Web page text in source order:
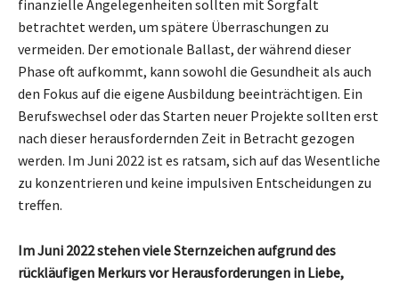
finanzielle Angelegenheiten sollten mit Sorgfalt
betrachtet werden, um spätere Überraschungen zu
vermeiden. Der emotionale Ballast, der während dieser
Phase oft aufkommt, kann sowohl die Gesundheit als auch
den Fokus auf die eigene Ausbildung beeinträchtigen. Ein
Berufswechsel oder das Starten neuer Projekte sollten erst
nach dieser herausfordernden Zeit in Betracht gezogen
werden. Im Juni 2022 ist es ratsam, sich auf das Wesentliche
zu konzentrieren und keine impulsiven Entscheidungen zu
treffen.
Im Juni 2022 stehen viele Sternzeichen aufgrund des
rückläufigen Merkurs vor Herausforderungen in Liebe,